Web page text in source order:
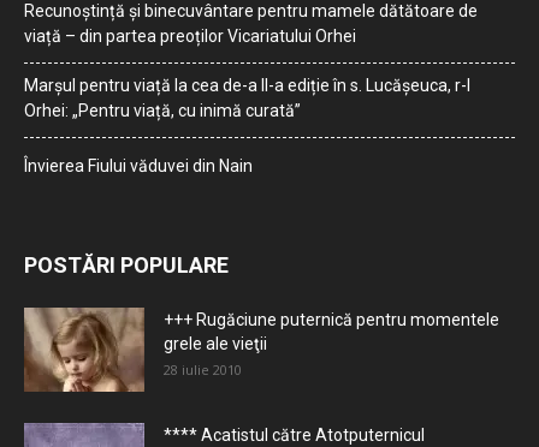
Recunoștință și binecuvântare pentru mamele dătătoare de
viață – din partea preoților Vicariatului Orhei
Marșul pentru viață la cea de-a II-a ediție în s. Lucășeuca, r-l
Orhei: „Pentru viață, cu inimă curată”
Învierea Fiului văduvei din Nain
POSTĂRI POPULARE
+++ Rugăciune puternică pentru momentele
grele ale vieţii
28 iulie 2010
**** Acatistul către Atotputernicul